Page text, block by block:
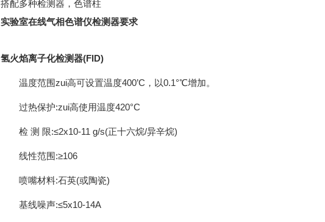
搭配多种检测器，色谱柱
实验室在线气相色谱仪检测器要求
氢火焰离子化检测器(FID)
温度范围zui高可设置温度400’C，以0.1°℃增加。
过热保护:zui高使用温度420°C
检 测 限:≤2x10-11 g/s(正十六烷/异辛烷)
线性范围:≥106
喷嘴材料:石英(或陶瓷)
基线噪声:≤5x10-14A